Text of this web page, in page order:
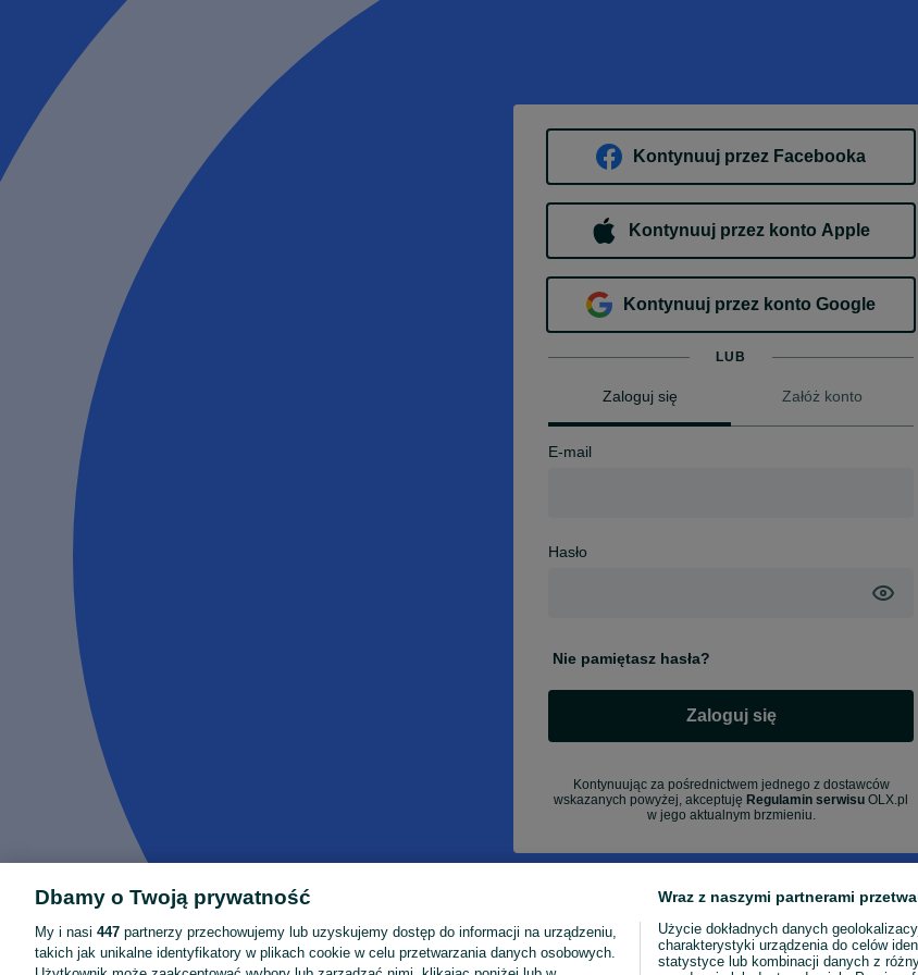
Kontynuuj przez Facebooka
Kontynuuj przez konto Apple
Kontynuuj przez konto Google
LUB
Zaloguj się Załóż konto
E-mail
Hasło
Nie pamiętasz hasła?
Zaloguj się
Kontynuując za pośrednictwem jednego z dostawców
wskazanych powyżej, akceptuję Regulamin serwisu OLX.pl
w jego aktualnym brzmieniu.
Dbamy o Twoją prywatność
My i nasi 447 partnerzy przechowujemy lub uzyskujemy dostęp do informacji na urządzeniu,
takich jak unikalne identyfikatory w plikach cookie w celu przetwarzania danych osobowych.
Wraz z naszymi partnerami
Użycie dokładnych danych
charakterystyki urządzenia do celów
statystyce lub kombinacji danych z